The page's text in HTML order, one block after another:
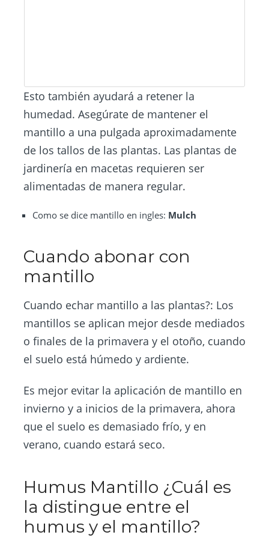
Esto también ayudará a retener la
humedad. Asegúrate de mantener el
mantillo a una pulgada aproximadamente
de los tallos de las plantas. Las plantas de
jardinería en macetas requieren ser
alimentadas de manera regular.
Como se dice mantillo en ingles: Mulch
Cuando abonar con
mantillo
Cuando echar mantillo a las plantas?: Los
mantillos se aplican mejor desde mediados
o finales de la primavera y el otoño, cuando
el suelo está húmedo y ardiente.
Es mejor evitar la aplicación de mantillo en
invierno y a inicios de la primavera, ahora
que el suelo es demasiado frío, y en
verano, cuando estará seco.
Humus Mantillo ¿Cuál es
la distingue entre el
humus y el mantillo?